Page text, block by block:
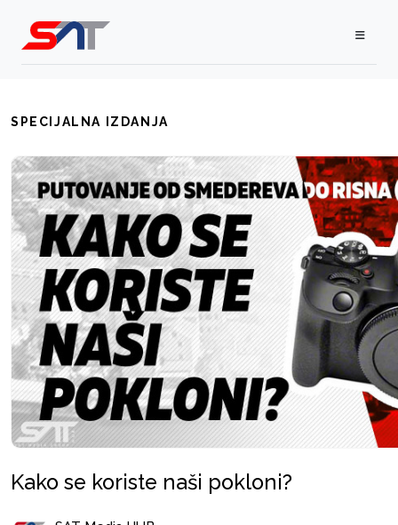
SPECIJALNA IZDANJA
Kako se koriste naši pokloni?